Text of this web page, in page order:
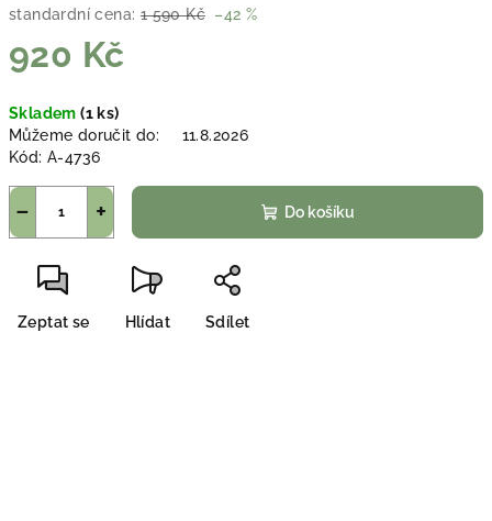
standardní cena: 1 590 Kč –42 %
920 Kč
cena:
Skladem(1 ks)
Můžeme doručit do:
11.8.2026
Kód: A-4736
+
− Do košíku
Zeptat se Hlídat Sdílet